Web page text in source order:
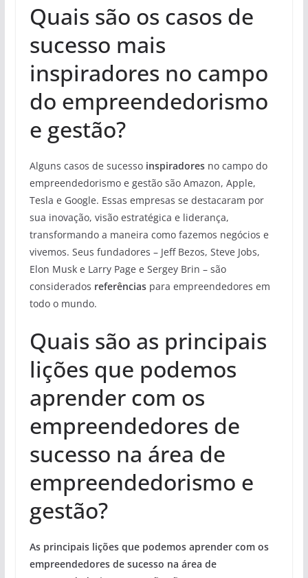
Quais são os casos de
sucesso mais
inspiradores no campo
do empreendedorismo
e gestão?
Alguns casos de sucesso inspiradoresno campo do
empreendedorismo e gestão são Amazon, Apple,
Tesla e Google. Essas empresas se destacaram por
sua inovação, visão estratégica e liderança,
transformando a maneira como fazemos negócios e
vivemos. Seus fundadores – Jeff Bezos, Steve Jobs,
Elon Musk e Larry Page e Sergey Brin – são
considerados referênciaspara empreendedores em
todo o mundo.
Quais são as principais
lições que podemos
aprender com os
empreendedores de
sucesso na área de
empreendedorismo e
gestão?
As principais lições que podemos aprender com os
empreendedores de sucesso na área de